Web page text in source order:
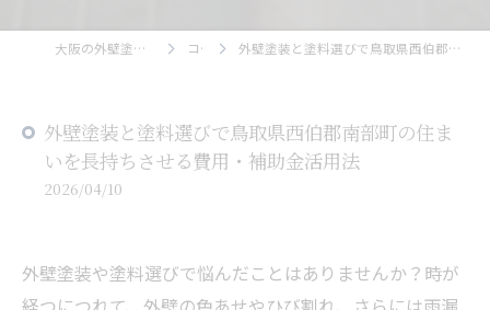
大阪の外壁塗装ならエンタープライズ コラム 外壁塗装と塗料選びで鳥取県西伯郡南部町の住まいを長持ちさせる費用・補助金活用法
外壁塗装と塗料選びで鳥取県西伯郡南部町の住ま
いを長持ちさせる費用・補助金活用法
2026/04/10
外壁塗装や塗料選びで悩んだことはありませんか？時が